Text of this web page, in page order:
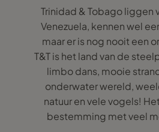
Trinidad & Tobago liggen
Venezuela, kennen wel
maar er is nog nooit een
T&T is het land van de
limbo dans, mooie
onderwater wereld,
natuur en vele vogels!
bestemming met veel